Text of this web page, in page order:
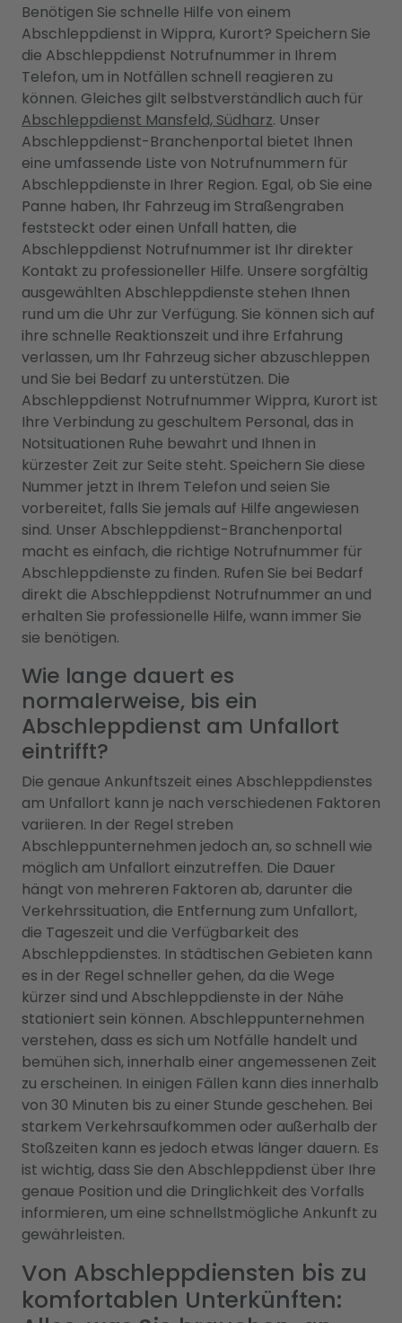
Benötigen Sie schnelle Hilfe von einem
Abschleppdienst in Wippra, Kurort? Speichern Sie
die Abschleppdienst Notrufnummer in Ihrem
Telefon, um in Notfällen schnell reagieren zu
können. Gleiches gilt selbstverständlich auch für
Abschleppdienst Mansfeld, Südharz. Unser
Abschleppdienst-Branchenportal bietet Ihnen
eine umfassende Liste von Notrufnummern für
Abschleppdienste in Ihrer Region. Egal, ob Sie eine
Panne haben, Ihr Fahrzeug im Straßengraben
feststeckt oder einen Unfall hatten, die
Abschleppdienst Notrufnummer ist Ihr direkter
Kontakt zu professioneller Hilfe. Unsere sorgfältig
ausgewählten Abschleppdienste stehen Ihnen
rund um die Uhr zur Verfügung. Sie können sich auf
ihre schnelle Reaktionszeit und ihre Erfahrung
verlassen, um Ihr Fahrzeug sicher abzuschleppen
und Sie bei Bedarf zu unterstützen. Die
Abschleppdienst Notrufnummer Wippra, Kurort ist
Ihre Verbindung zu geschultem Personal, das in
Notsituationen Ruhe bewahrt und Ihnen in
kürzester Zeit zur Seite steht. Speichern Sie diese
Nummer jetzt in Ihrem Telefon und seien Sie
vorbereitet, falls Sie jemals auf Hilfe angewiesen
sind. Unser Abschleppdienst-Branchenportal
macht es einfach, die richtige Notrufnummer für
Abschleppdienste zu finden. Rufen Sie bei Bedarf
direkt die Abschleppdienst Notrufnummer an und
erhalten Sie professionelle Hilfe, wann immer Sie
sie benötigen.
Wie lange dauert es
normalerweise, bis ein
Abschleppdienst am Unfallort
eintrifft?
Die genaue Ankunftszeit eines Abschleppdienstes
am Unfallort kann je nach verschiedenen Faktoren
variieren. In der Regel streben
Abschleppunternehmen jedoch an, so schnell wie
möglich am Unfallort einzutreffen. Die Dauer
hängt von mehreren Faktoren ab, darunter die
Verkehrssituation, die Entfernung zum Unfallort,
die Tageszeit und die Verfügbarkeit des
Abschleppdienstes. In städtischen Gebieten kann
es in der Regel schneller gehen, da die Wege
kürzer sind und Abschleppdienste in der Nähe
stationiert sein können. Abschleppunternehmen
verstehen, dass es sich um Notfälle handelt und
bemühen sich, innerhalb einer angemessenen Zeit
zu erscheinen. In einigen Fällen kann dies innerhalb
von 30 Minuten bis zu einer Stunde geschehen. Bei
starkem Verkehrsaufkommen oder außerhalb der
Stoßzeiten kann es jedoch etwas länger dauern. Es
ist wichtig, dass Sie den Abschleppdienst über Ihre
genaue Position und die Dringlichkeit des Vorfalls
informieren, um eine schnellstmögliche Ankunft zu
gewährleisten.
Von Abschleppdiensten bis zu
komfortablen Unterkünften: